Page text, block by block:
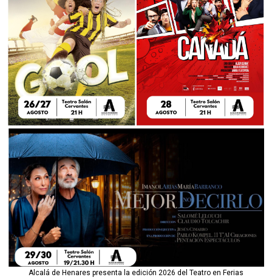
Alcalá de Henares presenta la edición 2026 del Teatro en Ferias